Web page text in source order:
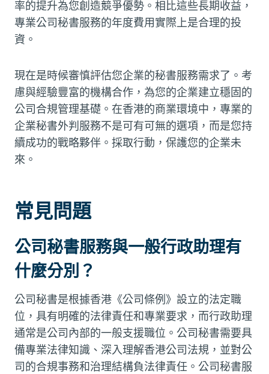
率的提升為您創造競爭優勢。相比這些長期收益，
專業公司秘書服務的年度費用實際上是合理的投
資。
現在是時候審慎評估您企業的秘書服務需求了。考
慮與經驗豐富的機構合作，為您的企業建立穩固的
公司合規管理基礎。在香港的商業環境中，專業的
企業秘書外判服務不是可有可無的選項，而是您持
續成功的戰略夥伴。採取行動，保護您的企業未
來。
常見問題
公司秘書服務與一般行政助理有
什麼分別？
公司秘書是根據香港《公司條例》設立的法定職
位，具有明確的法律責任和專業要求，而行政助理
通常是公司內部的一般支援職位。公司秘書需要具
備專業法律知識、深入理解香港公司法規，並對公
司的合規事務和治理結構負法律責任。公司秘書服